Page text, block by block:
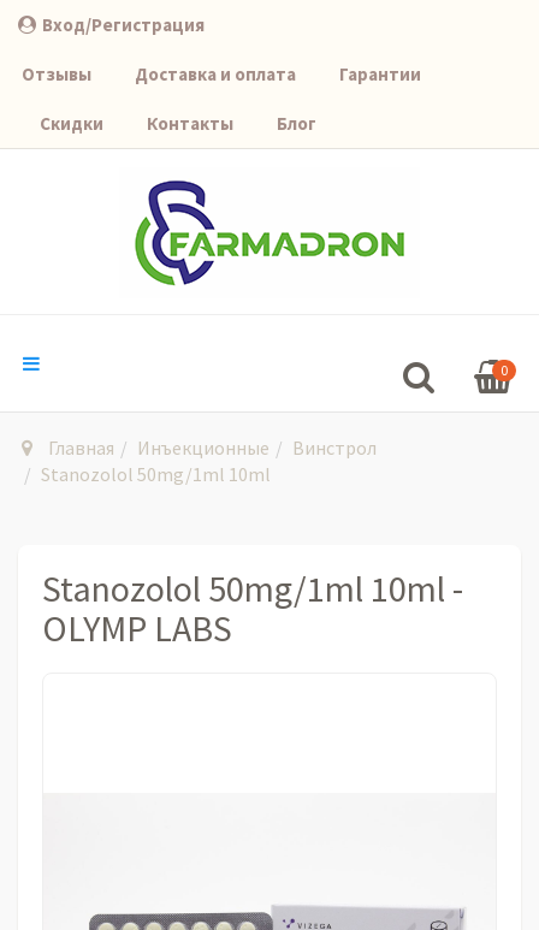
Вход/Регистрация
Отзывы Доставка и оплата Гарантии
Скидки Контакты Блог
0
Главная Инъекционные
Винстрол
Stanozolol 50mg/1ml 10ml
Stanozolol 50mg/1ml 10ml -
OLYMP LABS